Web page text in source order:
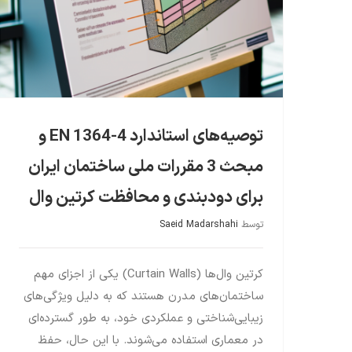
توصیه‌های استاندارد EN 1364-4 و
مبحث 3 مقررات ملی ساختمان ایران
برای دودبندی و محافظت کرتین وال
توسط Saeid Madarshahi
کرتین وال‌ها (Curtain Walls) یکی از اجزای مهم
ساختمان‌های مدرن هستند که به دلیل ویژگی‌های
زیبایی‌شناختی و عملکردی خود، به طور گسترده‌ای
در معماری استفاده می‌شوند. با این حال، حفظ